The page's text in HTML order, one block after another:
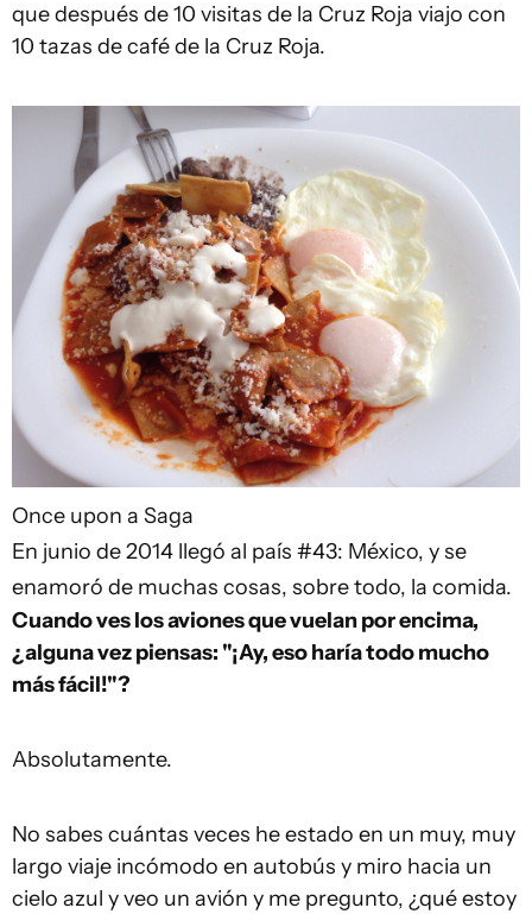
que después de 10 visitas de la Cruz Roja viajo con
10 tazas de café de la Cruz Roja.
Once upon a Saga
En junio de 2014 llegó al país #43: México, y se
enamoró de muchas cosas, sobre todo, la comida.
Cuando ves los aviones que vuelan por encima,
¿alguna vez piensas: "¡Ay, eso haría todo mucho
más fácil!"?
Absolutamente.
No sabes cuántas veces he estado en un muy, muy
largo viaje incómodo en autobús y miro hacia un
cielo azul y veo un avión y me pregunto, ¿qué estoy